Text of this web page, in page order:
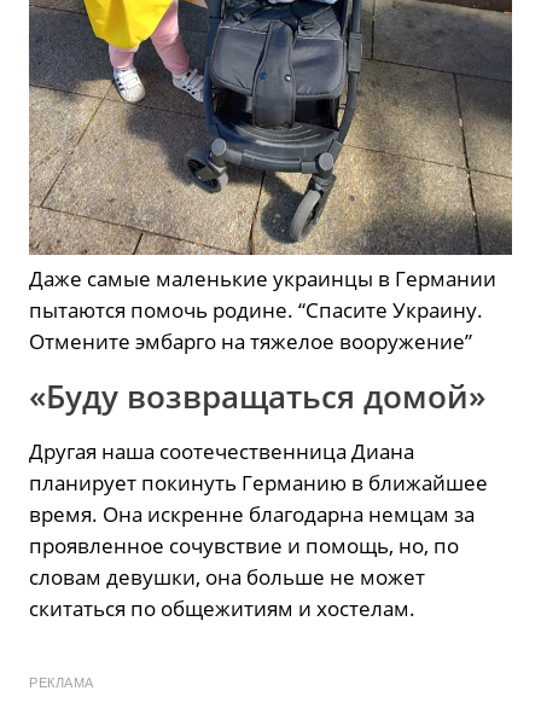
Даже самые маленькие украинцы в Германии
пытаются помочь родине. “Спасите Украину.
Отмените эмбарго на тяжелое вооружение”
«Буду возвращаться домой»
Другая наша соотечественница Диана
планирует покинуть Германию в ближайшее
время. Она искренне благодарна немцам за
проявленное сочувствие и помощь, но, по
словам девушки, она больше не может
скитаться по общежитиям и хостелам.
РЕКЛАМА